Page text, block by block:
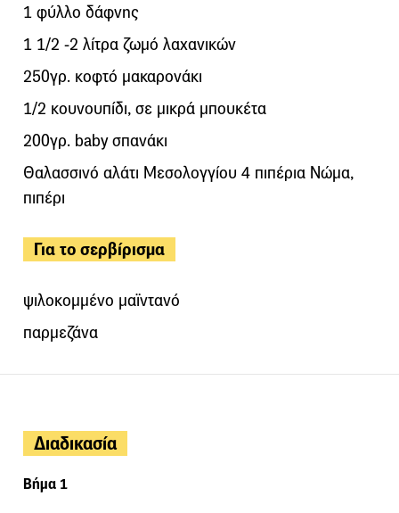
1 φύλλο δάφνης
1 1/2 -2 λίτρα ζωμό λαχανικών
250γρ. κοφτό μακαρονάκι
1/2 κουνουπίδι, σε μικρά μπουκέτα
200γρ. baby σπανάκι
Θαλασσινό αλάτι Μεσολογγίου 4 πιπέρια Νώμα,
πιπέρι
Για το σερβίρισμα
ψιλοκομμένο μαϊντανό
παρμεζάνα
Διαδικασία
Βήμα 1